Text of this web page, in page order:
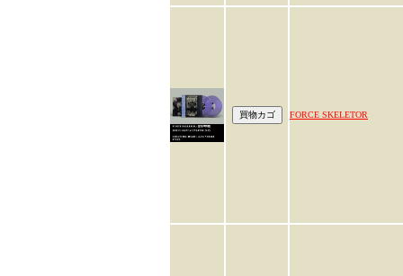
FORCE SKELETOR